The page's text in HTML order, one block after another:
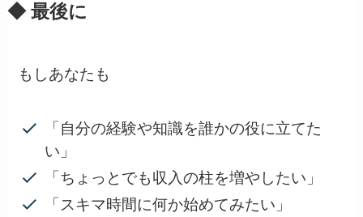
◆ 最後に
もしあなたも
「自分の経験や知識を誰かの役に立てた
い」
「ちょっとでも収入の柱を増やしたい」
「スキマ時間に何か始めてみたい」